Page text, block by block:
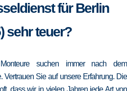
für Berlin
sehr teuer?
suchen immer nach dem
Vertrauen Sie auf unsere Erfahrung. Die
dass wir in vielen Jahren jede Art von